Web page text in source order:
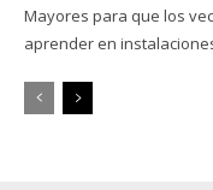
Mayores para que los
aprender en